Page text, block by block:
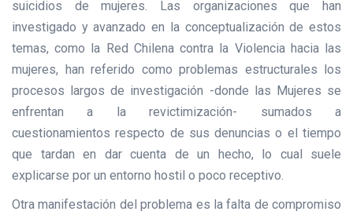
suicidios de mujeres. Las organizaciones que han
investigado y avanzado en la conceptualización de estos
temas, como la Red Chilena contra la Violencia hacia las
mujeres, han referido como problemas estructurales los
procesos largos de investigación -donde las Mujeres se
enfrentan a la revictimización- sumados a
cuestionamientos respecto de sus denuncias o el tiempo
que tardan en dar cuenta de un hecho, lo cual suele
explicarse por un entorno hostil o poco receptivo.
Otra manifestación del problema es la falta de compromiso